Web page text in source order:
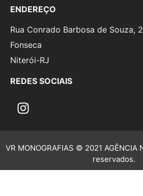
ENDEREÇO
Rua Conrado Barbosa de Souza,
Fonseca
Niterói-RJ
REDES SOCIAIS
VR MONOGRAFIAS © 2021
reservados.